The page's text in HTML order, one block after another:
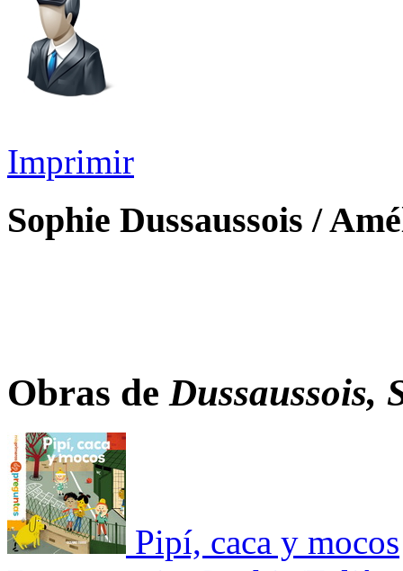
Imprimir
Sophie Dussaussois /
Obras de Dussaussois,
Pipí, caca y mocos